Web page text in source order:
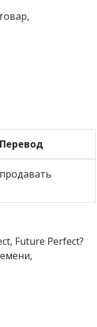
Перевод
продавать
Future Perfect?